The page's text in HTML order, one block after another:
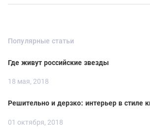
Популярные статьи
Где живут российские звезды
18 мая, 2018
Решительно и дерзко: интерьер в стиле
01 октября, 2018